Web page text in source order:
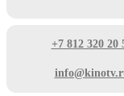
+7 812 320 20